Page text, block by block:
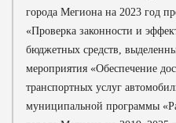
города Мегиона на 2023 год
«Проверка законности и
бюджетных средств,
мероприятия «Обеспечение
транспортных услуг
муниципальной программы